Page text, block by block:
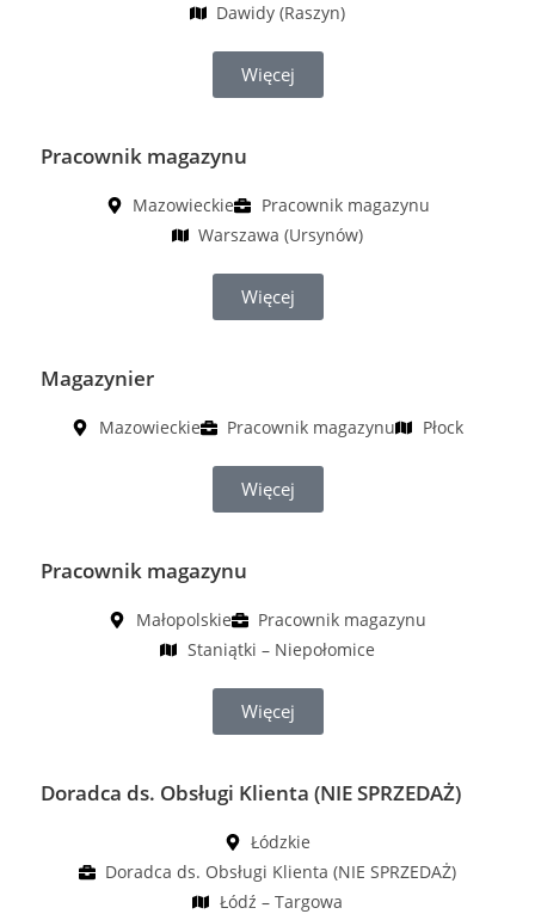
Dawidy (Raszyn)
Więcej
Pracownik magazynu
Mazowieckie
Pracownik magazynu
Warszawa (Ursynów)
Więcej
Magazynier
Mazowieckie Pracownik magazynu Płock
Więcej
Pracownik magazynu
Małopolskie
Pracownik magazynu
Staniątki – Niepołomice
Więcej
Doradca ds. Obsługi Klienta (NIE SPRZEDAŻ)
Łódzkie
Doradca ds. Obsługi Klienta (NIE SPRZEDAŻ)
Łódź – Targowa